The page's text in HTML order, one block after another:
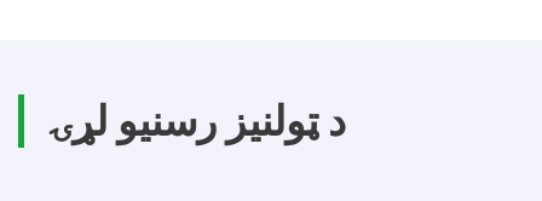
د ټولنیز رسنیو لړۍ